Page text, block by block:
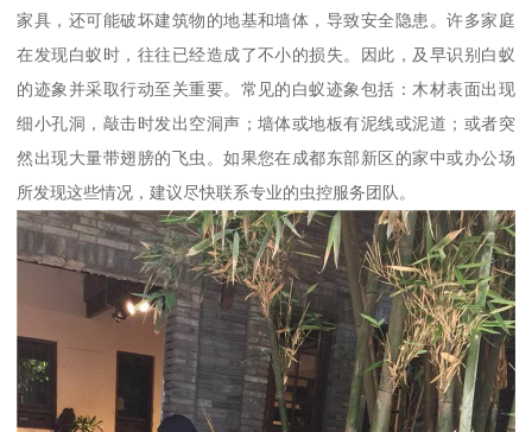
家具，还可能破坏建筑物的地基和墙体，导致安全隐患。许多家庭
在发现白蚁时，往往已经造成了不小的损失。因此，及早识别白蚁
的迹象并采取行动至关重要。常见的白蚁迹象包括：木材表面出现
细小孔洞，敲击时发出空洞声；墙体或地板有泥线或泥道；或者突
然出现大量带翅膀的飞虫。如果您在成都东部新区的家中或办公场
所发现这些情况，建议尽快联系专业的虫控服务团队。